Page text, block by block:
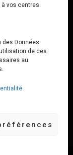
vos centres
des Données
de ces
au
.
–